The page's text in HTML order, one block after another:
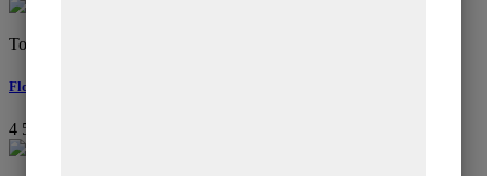
Tony Soulie
Flowers I
4 500